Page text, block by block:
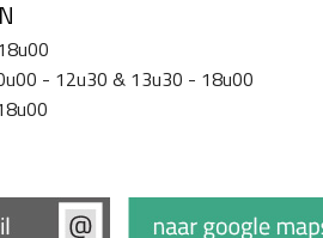
- 12u30 & 13u30 - 18u00